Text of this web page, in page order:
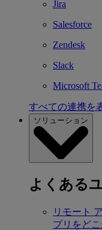
Jira
Salesforce
Zendesk
Slack
Microsoft
すべての連携を
ソリューション
よくある
リモート
プリをど